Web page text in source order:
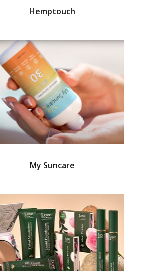
Hemptouch
My Suncare